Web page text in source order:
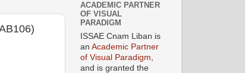
ACADEMIC PARTNER
OF VISUAL
PARADIGM
ISSAE Cnam Liban is
an Academic Partner
of Visual Paradigm
and is granted the